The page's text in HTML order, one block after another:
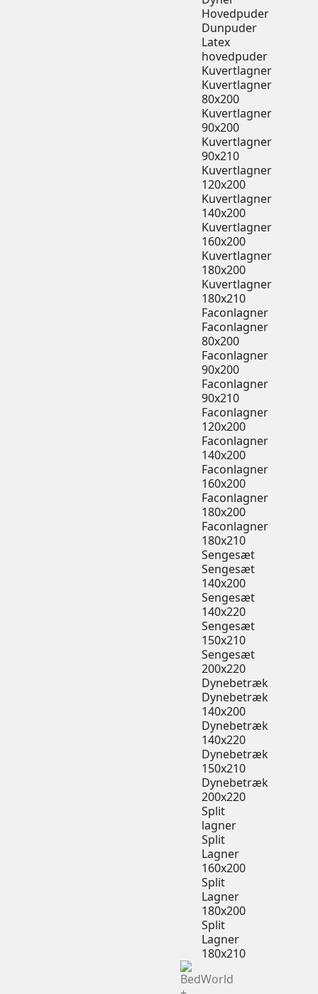
Hovedpuder
Dunpuder
Latex
hovedpuder
Kuvertlagner
Kuvertlagner
80x200
Kuvertlagner
90x200
Kuvertlagner
90x210
Kuvertlagner
120x200
Kuvertlagner
140x200
Kuvertlagner
160x200
Kuvertlagner
180x200
Kuvertlagner
180x210
Faconlagner
Faconlagner
80x200
Faconlagner
90x200
Faconlagner
90x210
Faconlagner
120x200
Faconlagner
140x200
Faconlagner
160x200
Faconlagner
180x200
Faconlagner
180x210
Sengesæt
Sengesæt
140x200
Sengesæt
140x220
Sengesæt
150x210
Sengesæt
200x220
Dynebetræk
Dynebetræk
140x200
Dynebetræk
140x220
Dynebetræk
150x210
Dynebetræk
200x220
Split
lagner
Split
Lagner
160x200
Split
Lagner
180x200
Split
Lagner
180x210